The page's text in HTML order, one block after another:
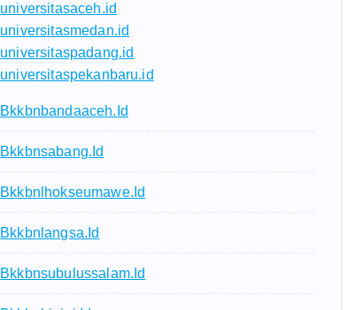
universitasaceh.id
universitasmedan.id
universitaspadang.id
universitaspekanbaru.id
Bkkbnbandaaceh.id
Bkkbnsabang.id
Bkkbnlhokseumawe.id
Bkkbnlangsa.id
Bkkbnsubulussalam.id